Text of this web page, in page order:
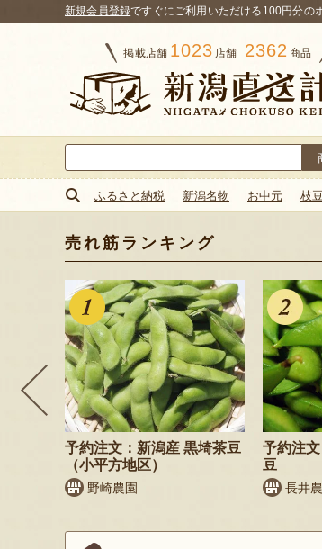
新規会員登録ですぐにご利用いただける100円分の
掲載店舗 1023 店舗 2362 商品
索:
ふるさと納税 新潟名物 お中元 枝豆
売れ筋ランキング
予約注文：新潟産 黒埼茶豆
（小平方地区）
野崎農園
予約注
豆
長井